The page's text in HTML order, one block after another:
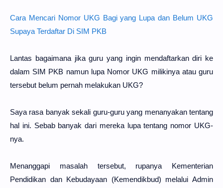
Cara Mencari Nomor UKG Bagi yang Lupa dan Belum UKG
Supaya Terdaftar Di SIM PKB
Lantas bagaimana jika guru yang ingin mendaftarkan diri ke
dalam SIM PKB namun lupa Nomor UKG milikinya atau guru
tersebut belum pernah melakukan UKG?
Saya rasa banyak sekali guru-guru yang menanyakan tentang
hal ini. Sebab banyak dari mereka lupa tentang nomor UKG-
nya.
Menanggapi masalah tersebut, rupanya Kementerian
Pendidikan dan Kebudayaan (Kemendikbud) melalui Admin